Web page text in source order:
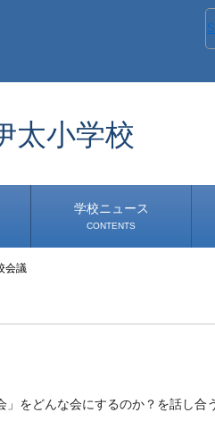
太小学校
学校ニュース
CONTENTS
会議
」をどんな会にするのか？を話し合